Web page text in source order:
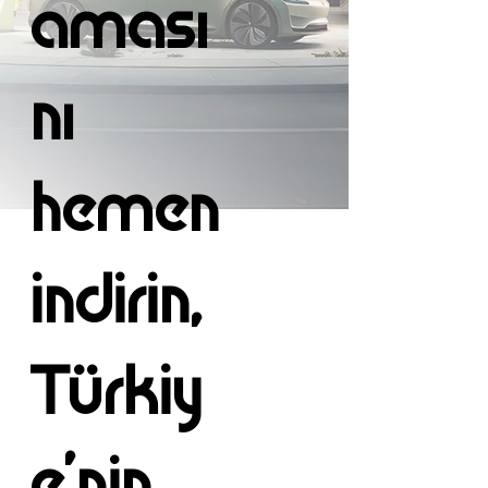
aması
nı
hemen
indirin,
Türkiy